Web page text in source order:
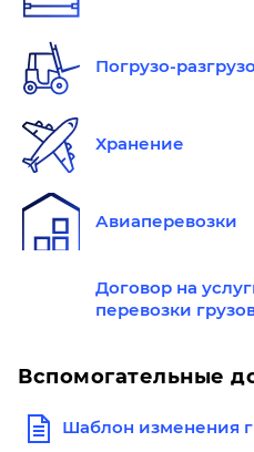
Погрузо-
Хранение
Авиаперевозки
Договор на
перевозки
Вспомогательные
Шаблон изменения